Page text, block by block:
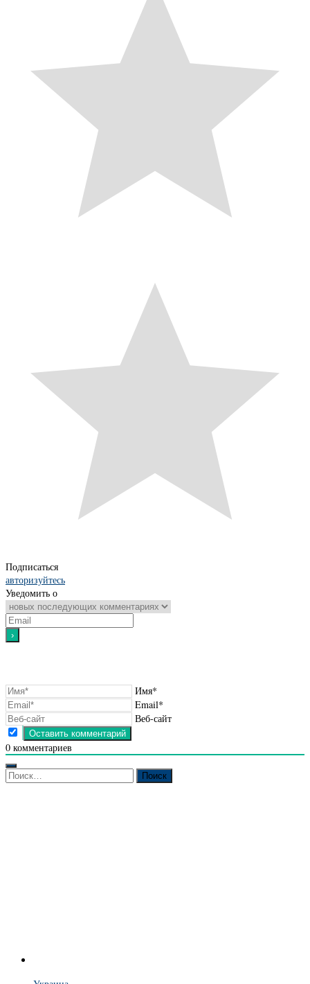
Подписаться
авторизуйтесь
Уведомить о
Имя*
Email*
Веб-сайт
0 комментариев
Найти: